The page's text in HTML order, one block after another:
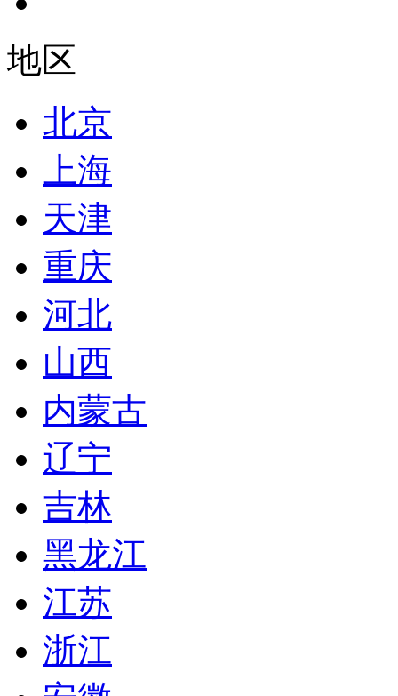
地区
北京
上海
天津
重庆
河北
山西
内蒙古
辽宁
吉林
黑龙江
江苏
浙江